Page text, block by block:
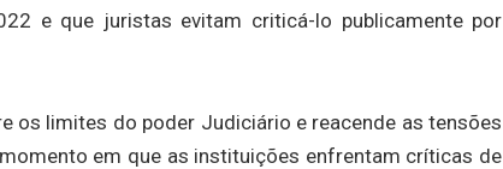
e que juristas evitam criticá-lo publicamente por
os limites do poder Judiciário e reacende as tensões
em que as instituições enfrentam críticas de